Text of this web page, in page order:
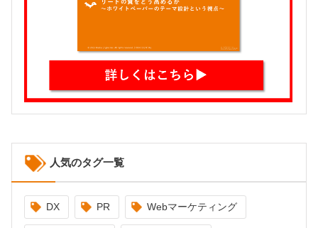
人気のタグ一覧
DX PR Webマーケティング